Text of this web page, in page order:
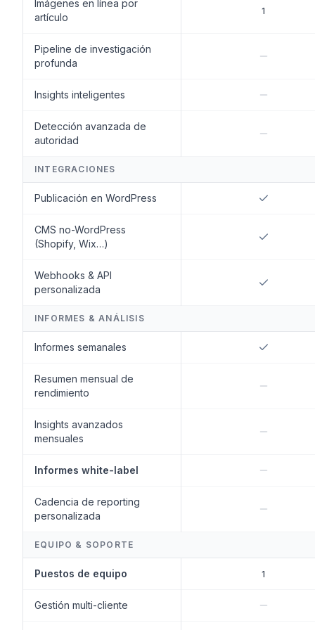
Imágenes en línea por
artículo
1
Pipeline de investigación
profunda
Insights inteligentes
Detección avanzada de
autoridad
INTEGRACIONES
Publicación en WordPress
CMS no-WordPress
(Shopify, Wix…)
Webhooks & API
personalizada
INFORMES & ANÁLISIS
Informes semanales
Resumen mensual de
rendimiento
Insights avanzados
mensuales
Informes white-label
Cadencia de reporting
personalizada
EQUIPO & SOPORTE
Puestos de equipo 1
Gestión multi-cliente